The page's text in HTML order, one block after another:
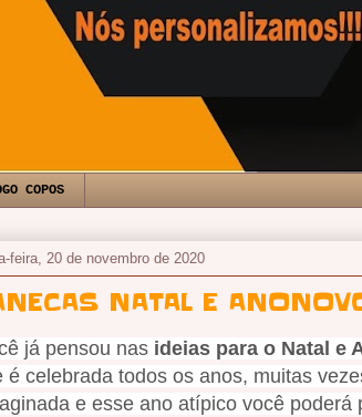
COPOS
feira, 20 de novembro de 2020
NATAL E
já pensou nas ideias para o Natal e
é celebrada todos os anos, muitas
e esse ano atípico você poderá